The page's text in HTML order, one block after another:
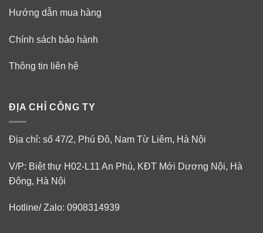
Hướng dẫn mua hàng
Chính sách bảo hành
Thông tin liên hệ
ĐỊA CHỈ CÔNG TY
Địa chỉ: số 47/2, Phú Đô, Nam Từ Liêm, Hà Nội
V/P: Biệt thự H02-L11 An Phú, KĐT Mới Dương Nội, Hà
Đông, Hà Nội
Hotline/ Zalo: 0908314939